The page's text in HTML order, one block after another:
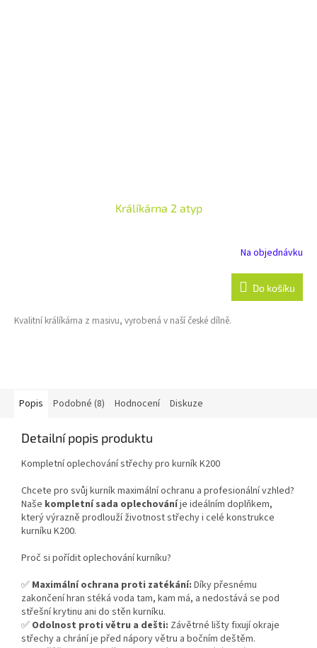
Králíkárna 2 atyp
Na objednávku
Do košíku
Kvalitní králíkárna z masivu, vyrobená v naší české dílně.
Popis Podobné (8) Hodnocení Diskuze
Detailní popis produktu
Kompletní oplechování střechy pro kurník K200
Chcete pro svůj kurník maximální ochranu a profesionální vzhled?
Naše kompletní sada oplechováníje ideálním doplňkem,
který výrazně prodlouží životnost střechy i celé konstrukce
kurníku K200.
Proč si pořídit oplechování kurníku?
✅ Maximální ochrana proti zatékání: Díky přesnému
zakončení hran stéká voda tam, kam má, a nedostává se pod
střešní krytinu ani do stěn kurníku.
✅ Odolnost proti větru a dešti: Závětrné lišty fixují okraje
střechy a chrání je před nápory větru a bočním deštěm.